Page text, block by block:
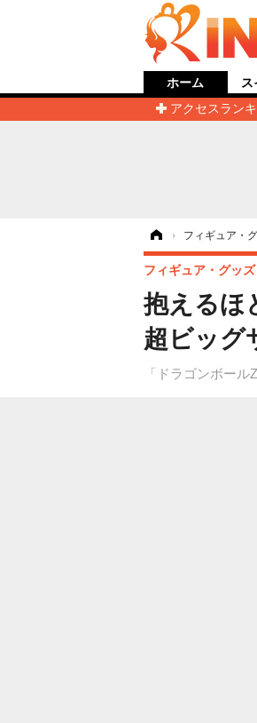
ホーム
アクセスラン
› フィギュア・
抱えるほ
超ビッグ
「ドラゴンボー
フィギュア・グッズ